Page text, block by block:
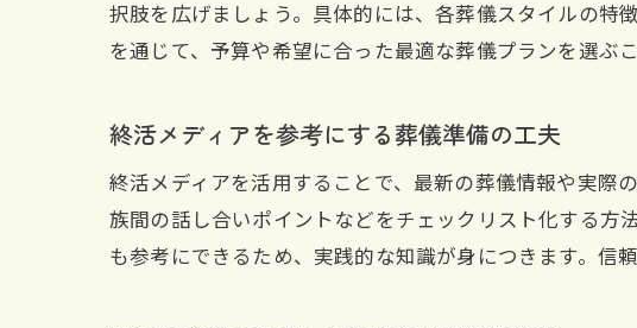
終
費
終活を
終
終
択肢を広げましょう。具体的には、各葬儀スタイルの特
を通じて、予算や希望に合った最適な葬儀プランを選ぶこ
終活メディアを参考にする葬儀準備の工夫
終活メディアを活用することで、最新の葬儀情報や実際
族間の話し合いポイントなどをチェックリスト化する方
も参考にできるため、実践的な知識が身につきます。信